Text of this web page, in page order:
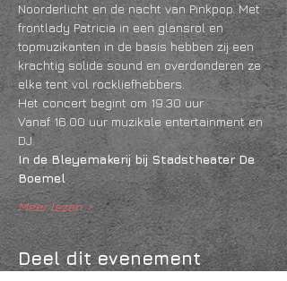
Noorderlicht en de nacht van Pinkpop. Met
frontlady Patricia in een glansrol en
topmuzikanten in de basis hebben zij een
krachtig solide sound en overdonderen ze
elke tent vol rockliefhebbers.
Het concert begint om 19.30 uur
Vanaf 16.00 uur muzikale entertainment en
DJ.
In de Bleyemakerij bij Stadstheater De
Boemel
Meer lezen >
Deel dit evenement